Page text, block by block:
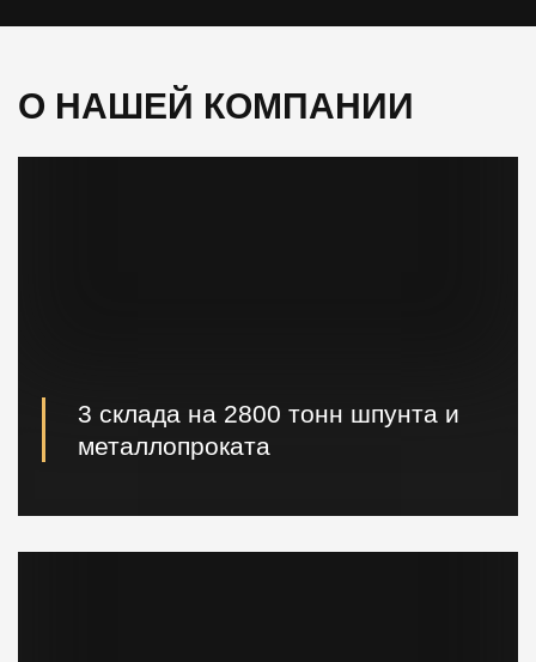
О НАШЕЙ КОМПАНИИ
3 склада на 2800 тонн шпунта и
металлопроката